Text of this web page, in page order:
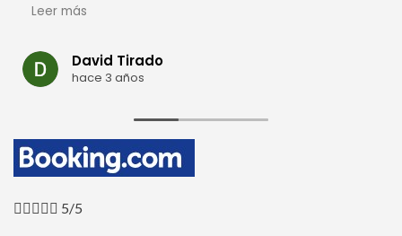
manera y en pareja. Muchas gracias por todo a
Leer más
David Tirado
hace 3 años
 5/5